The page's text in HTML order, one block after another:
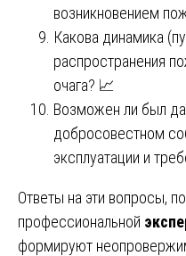
возникновением
Какова динамика
распространения
очага? 📈
Возможен ли был
добросовестном
эксплуатации и
Ответы на эти вопросы,
профессиональной
формируют